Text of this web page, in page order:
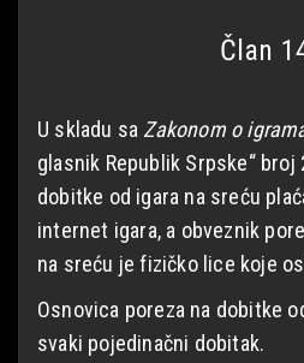
Član
U skladu sa Zakonom o
glasnik Republik Srpske“
dobitke od igara na sreću
internet igara, a obveznik
na sreću je fizičko lice koje
Osnovica poreza na dobitke
svaki pojedinačni dobitak.